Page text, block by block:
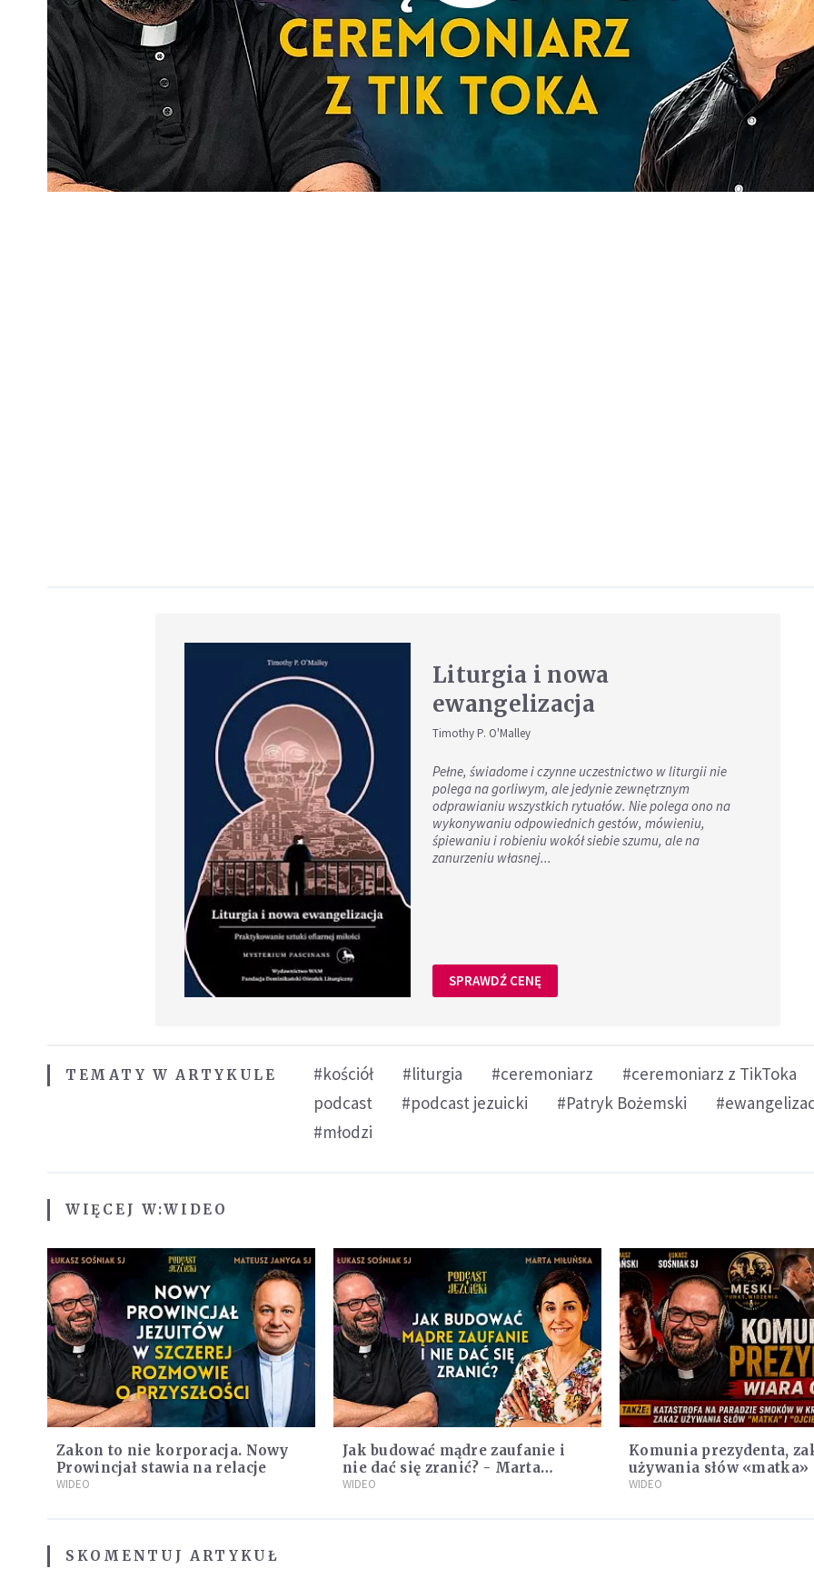
Liturgia i nowa
ewangelizacja
Timothy P. O'Malley
Pełne, świadome i czynne uczestnictwo w liturgii nie
polega na gorliwym, ale jedynie zewnętrznym
odprawianiu wszystkich rytuałów. Nie polega ono na
wykonywaniu odpowiednich gestów, mówieniu,
śpiewaniu i robieniu wokół siebie szumu, ale na
zanurzeniu własnej...
SPRAWDŹ CENĘ
TEMATY W ARTYKULE #kościół #liturgia #ceremoniarz #ceremoniarz z TikToka
podcast
#podcast jezuicki #Patryk Bożemski
#młodzi
WIĘCEJ W:WIDEO
Zakon to nie korporacja. Nowy
Prowincjał stawia na relacje
WIDEO
Jak budować mądre zaufanie i
nie dać się zranić? - Marta
Miłuńska
WIDEO
Komunia prezydenta,
używania słów «matka»
«ojciec», krytyka
WIDEO
SKOMENTUJ ARTYKUŁ